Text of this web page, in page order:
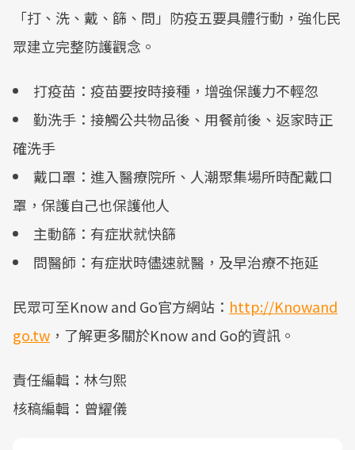
「打、洗、戴、篩、問」防疫五要具體行動，強化民
眾建立完整防護觀念。
打疫苗：疫苗要按時接種，增強保護力不輕忽
勤洗手：接觸公共物品後、用餐前後、返家時正
確洗手
戴口罩：進入醫療院所、人潮聚集場所時配戴口
罩，保護自己也保護他人
主動篩：有症狀就快篩
問醫師：有症狀時儘速就醫，及早治療不拖延
民眾可至Know and Go官方網站： http://Knowand
go.tw ，了解更多關於Know and Go的資訊。
責任編輯：林勻熙
核稿編輯：曾耀儀